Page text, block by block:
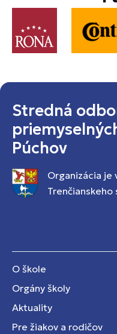
Stredná
Púchov
Organizácia
Trenčianskeho
O škole
Orgány školy
Aktuality
Pre žiakov a rodičov